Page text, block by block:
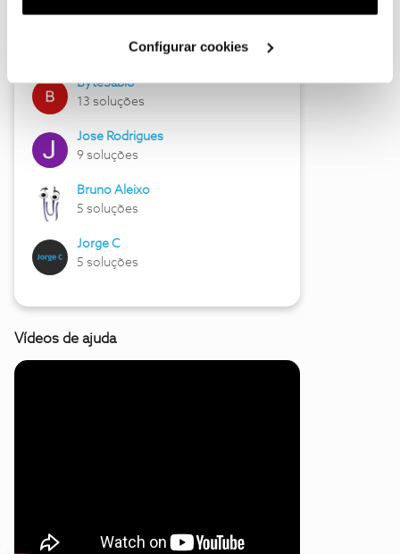
utilização dos cookies clicando em "Configurar
Configurar cookies
17 soluções
ByteSábio
13 soluções
Jose Rodrigues
9 soluções
Bruno Aleixo
5 soluções
Jorge C
5 soluções
Vídeos de ajuda